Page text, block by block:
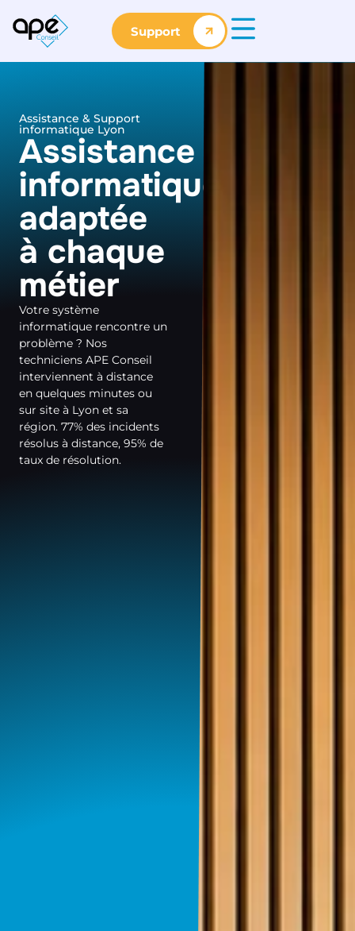
Support
Assistance & Support
informatique Lyon
Assistance
informatique
adaptée
à chaque
métier
Votre système
informatique rencontre un
problème ? Nos
techniciens APE Conseil
interviennent à distance
en quelques minutes ou
sur site à Lyon et sa
région. 77% des incidents
résolus à distance, 95% de
taux de résolution.